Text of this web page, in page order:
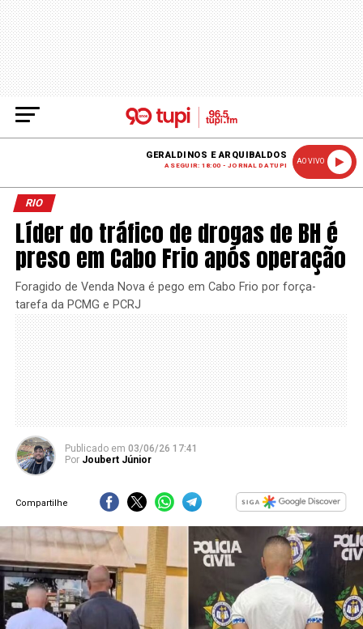
GERALDINOS E ARQUIBALDOS
A SEGUIR: 18:00 - JORNAL DA TUPI
AO VIVO
RIO
Líder do tráfico de drogas de BH é
preso em Cabo Frio após operação
Foragido de Venda Nova é pego em Cabo Frio por força-
tarefa da PCMG e PCRJ
Publicado em 03/06/26 17:41
Por Joubert Júnior
Compartilhe